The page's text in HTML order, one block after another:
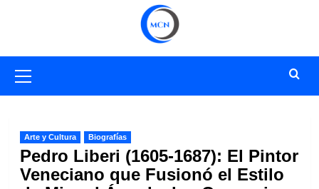
primario
Arte y Cultura Biografías
Pedro Liberi (1605-1687): El Pintor
Veneciano que Fusionó el Estilo